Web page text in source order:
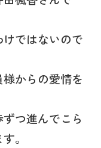
ではないので
からの愛情を
つ進んでこら
。